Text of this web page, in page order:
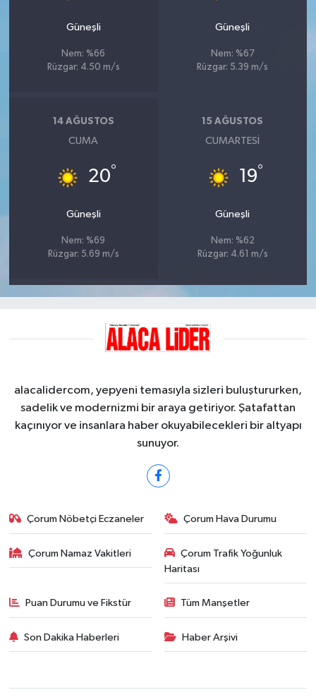
Güneşli
Nem: %66
Rüzgar: 4.50 m/s
Güneşli
Nem: %67
Rüzgar: 5.39 m/s
14 AĞUSTOS
CUMA
20°
Güneşli
Nem: %69
Rüzgar: 5.69 m/s
15 AĞUSTOS
CUMARTESI
19°
Güneşli
Nem: %62
Rüzgar: 4.61 m/s
alacalidercom, yepyeni temasıyla sizleri buluştururken,
sadelik ve modernizmi bir araya getiriyor. Şatafattan
kaçınıyor ve insanlara haber okuyabilecekleri bir altyapı
sunuyor.
Çorum Nöbetçi Eczaneler Çorum Hava Durumu
Çorum Namaz Vakitleri
Çorum Trafik Yoğunluk
Haritası
Puan Durumu ve Fikstür Tüm Manşetler
Son Dakika Haberleri Haber Arşivi